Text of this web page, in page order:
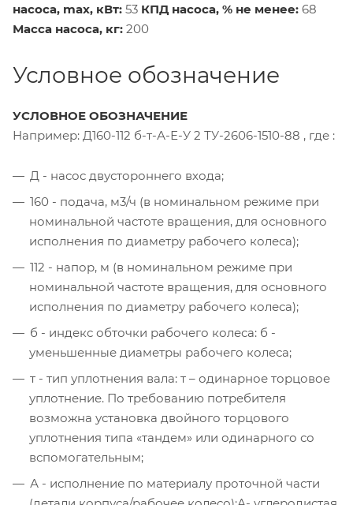
насоса, max, кВт: 53 КПД насоса, % не менее: 68
Масса насоса, кг: 200
Условное обозначение
УСЛОВНОЕ ОБОЗНАЧЕНИЕ
Например: Д160-112 б-т-А-Е-У 2 ТУ-2606-1510-88 , где :
Д - насос двустороннего входа;
160 - подача, м3/ч (в номинальном режиме при
номинальной частоте вращения, для основного
исполнения по диаметру рабочего колеса);
112 - напор, м (в номинальном режиме при
номинальной частоте вращения, для основного
исполнения по диаметру рабочего колеса);
б - индекс обточки рабочего колеса: б -
уменьшенные диаметры рабочего колеса;
т - тип уплотнения вала: т – одинарное торцовое
уплотнение. По требованию потребителя
возможна установка двойного торцового
уплотнения типа «тандем» или одинарного со
вспомогательным;
А - исполнение по материалу проточной части